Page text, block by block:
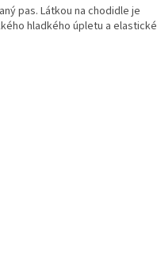
pas. Látkou na chodidle je
hladkého úpletu a elastické